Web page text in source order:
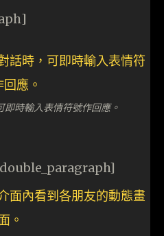
時輸入表情符號作回應。